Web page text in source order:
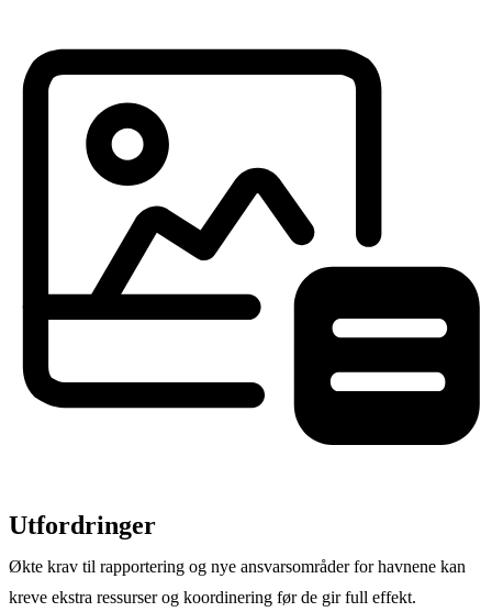
Utfordringer
Økte krav til rapportering og nye ansvarsområder for havnene kan
kreve ekstra ressurser og koordinering før de gir full effekt.